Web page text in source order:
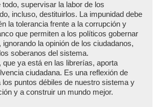
supervisar la labor de los
incluso, destituirlos. La impunidad debe
la tolerancia frente a la corrupción y
que permiten a los políticos gobernar
la opinión de los ciudadanos,
soberanos del sistema.
ya está en las librerías, aporta
ciudadana. Es una reflexión de
los puntos débiles de nuestro sistema y
y a construir un mundo mejor.